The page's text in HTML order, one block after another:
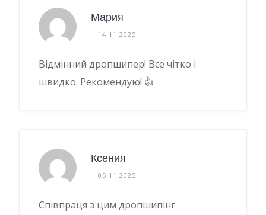
Мария
14.11.2025
Відмінний дропшипер! Все чітко і
швидко. Рекомендую! 👍
Ксения
05.11.2025
Співпраця з цим дропшипінг